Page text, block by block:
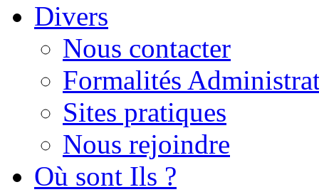
Divers
Nous contacter
Formalités
Sites pratiques
Nous rejoindre
Où sont Ils ?